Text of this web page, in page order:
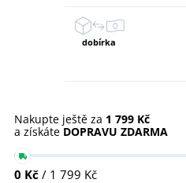
dobírka
Nakupte ještě za 1 799 Kč
a získáte DOPRAVU ZDARMA
0 Kč / 1 799 Kč